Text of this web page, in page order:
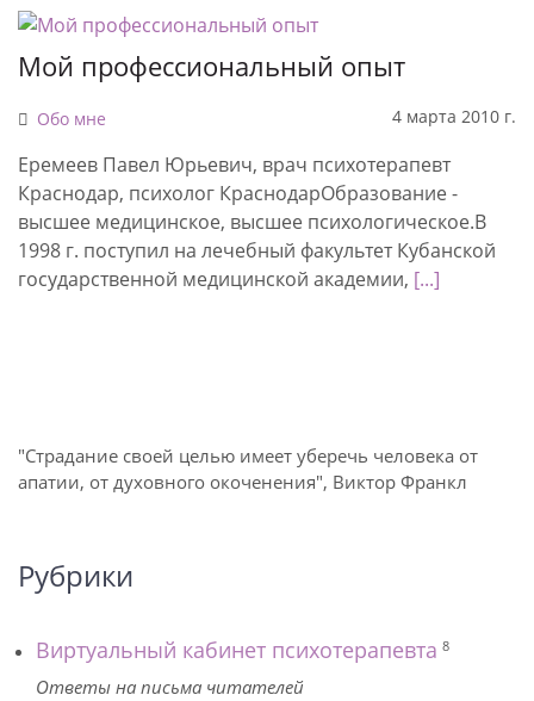
Мой профессиональный опыт
Обо мне 4 марта 2010 г.
Еремеев Павел Юрьевич, врач психотерапевт
Краснодар, психолог КраснодарОбразование -
высшее медицинское, высшее психологическое.В
1998 г. поступил на лечебный факультет Кубанской
государственной медицинской академии, [...]
"Страдание своей целью имеет уберечь человека от
апатии, от духовного окоченения", Виктор Франкл
Рубрики
Виртуальный кабинет психотерапевта 8
Ответы на письма читателей